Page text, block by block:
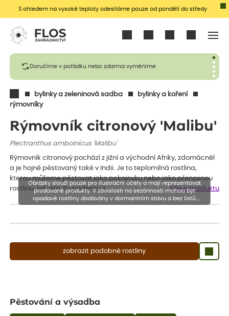
S ohledem na vysoké teploty odesíláme pouze od pondělí do středy
Doručíme v pořádku nebo zdarma vyměníme
bylinky a zeleninová sadba
bylinky a koření
rýmovníky
Rýmovník citronový 'Malibu'
Plectranthus amboinicus 'Malibu'
Rýmovník citronový pochází z jižní a východní Afriky, zdomácněl
a je hojně pěstovaný také v Indii. Je to teplomilná rostlina,
kterou můžeme pěstovat jako pokojovku nebo jako přenosnou
rostlinu, od jara do podzimu ji…
Vše o produktu
zobrazit podobné rostliny
Obrázky slouží pouze pro ilustrační účely a mají reprezentovat
prodávané produkty. V závislosti na sezónnosti mohou být
opadavé rostliny dodávány v dormantním stavu a bez listů.
Rostliny mohou být také sestřiženy níže, než je uvedená výška,
Pěstování a výsadba